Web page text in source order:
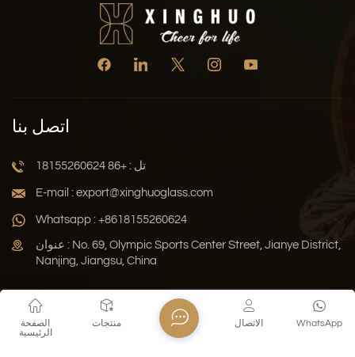
اتصل بنا
تل : +86 18155260624
E-mail : export@xinghuoglass.com
Whatsapp : +8618155260624
عنوان : No. 69, Olympic Sports Center Street, Jianye District,
Nanjing, Jiangsu, China
Xml سياسة الخصوصية المدونة
خريطة الموقع
حقوق النشر © 2026 Jiangsu Xinghuo Technology Co., Ltd. جميع
الصفحة
الرئيسية
منتجات WhatsApp الاتصال